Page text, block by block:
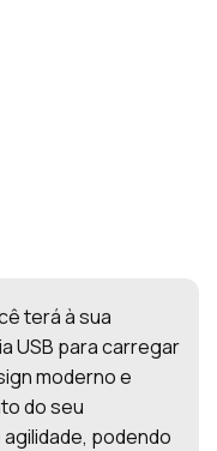
terá à sua
USB para carregar
moderno e
do seu
podendo